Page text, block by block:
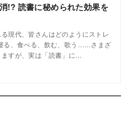
!? 読書に秘められた効果を
現代、皆さんはどのようにストレ
る、食べる、飲む、歌う……さまざ
すが、実は「読書」に…